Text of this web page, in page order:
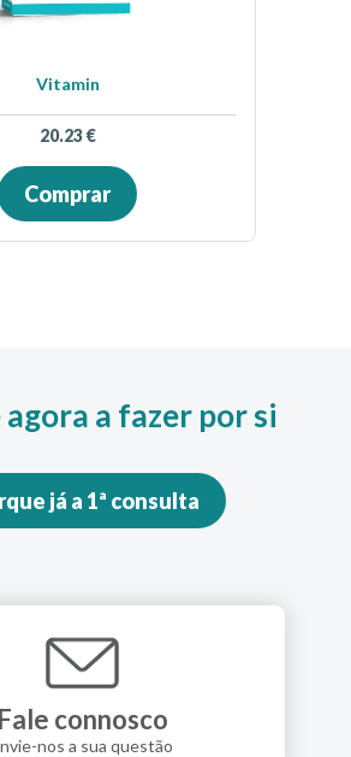
Vitamin
20.23€
Comprar
agora a fazer por si
já a 1ª consulta
Fale connosco
nos a sua questão